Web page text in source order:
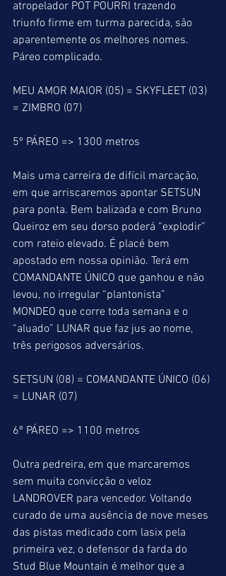
atropelador POT POURRI trazendo
triunfo firme em turma parecida, são
aparentemente os melhores nomes.
Páreo complicado.
MEU AMOR MAIOR (05) = SKYFLEET (03)
= ZIMBRO (07)
5º PÁREO => 1300 metros
Mais uma carreira de difícil marcação,
em que arriscaremos apontar SETSUN
para ponta. Bem balizada e com Bruno
Queiroz em seu dorso poderá “explodir”
com rateio elevado. É placé bem
apostado em nossa opinião. Terá em
COMANDANTE ÚNICO que ganhou e não
levou, no irregular “plantonista”
MONDEO que corre toda semana e o
“aluado” LUNAR que faz jus ao nome,
três perigosos adversários.
SETSUN (08) = COMANDANTE ÚNICO (06)
= LUNAR (07)
6º PÁREO => 1100 metros
Outra pedreira, em que marcaremos
sem muita convicção o veloz
LANDROVER para vencedor. Voltando
curado de uma ausência de nove meses
das pistas medicado com lasix pela
primeira vez, o defensor da farda do
Stud Blue Mountain é melhor que a